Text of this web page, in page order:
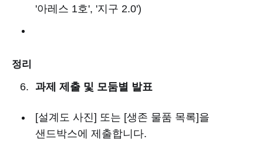
'아레스 1호', '지구 2.0')
정리
과제 제출 및 모둠별 발표
[설계도 사진] 또는 [생존 물품 목록]을
샌드박스에 제출합니다.